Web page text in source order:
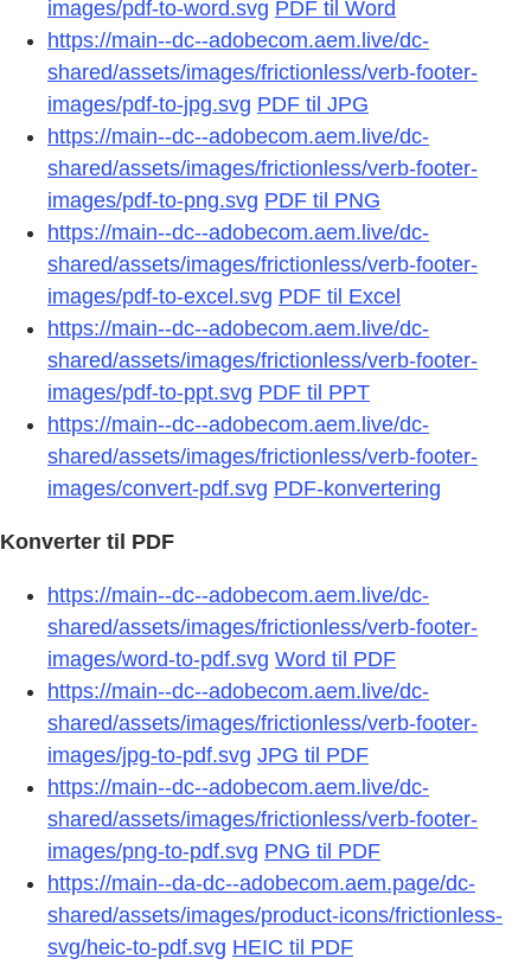
images/pdf-to-word.svg PDF til Word
https://main--dc--adobecom.aem.live/dc-
shared/assets/images/frictionless/verb-footer-
images/pdf-to-jpg.svg PDF til JPG
https://main--dc--adobecom.aem.live/dc-
shared/assets/images/frictionless/verb-footer-
images/pdf-to-png.svg PDF til PNG
https://main--dc--adobecom.aem.live/dc-
shared/assets/images/frictionless/verb-footer-
images/pdf-to-excel.svg PDF til Excel
https://main--dc--adobecom.aem.live/dc-
shared/assets/images/frictionless/verb-footer-
images/pdf-to-ppt.svg PDF til PPT
https://main--dc--adobecom.aem.live/dc-
shared/assets/images/frictionless/verb-footer-
images/convert-pdf.svg PDF-konvertering
Konverter til PDF
https://main--dc--adobecom.aem.live/dc-
shared/assets/images/frictionless/verb-footer-
images/word-to-pdf.svg Word til PDF
https://main--dc--adobecom.aem.live/dc-
shared/assets/images/frictionless/verb-footer-
images/jpg-to-pdf.svg JPG til PDF
https://main--dc--adobecom.aem.live/dc-
shared/assets/images/frictionless/verb-footer-
images/png-to-pdf.svg PNG til PDF
https://main--da-dc--adobecom.aem.page/dc-
shared/assets/images/product-icons/frictionless-
svg/heic-to-pdf.svg HEIC til PDF